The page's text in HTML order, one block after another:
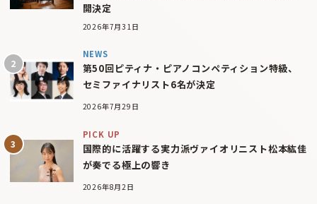
開決定
2026年7月31日
NEWS
第50回ピティナ・ピアノコンペティション特級、
セミファイナリスト6名が決定
2026年7月29日
PICK UP
国際的に活躍する実力派ヴァイオリニスト松本紘佳
が奏でる極上の響き
2026年8月2日